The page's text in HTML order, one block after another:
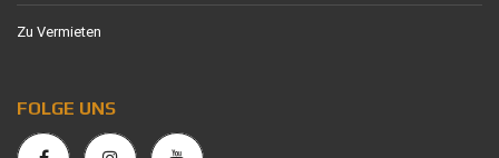
Zu Vermieten
FOLGE UNS